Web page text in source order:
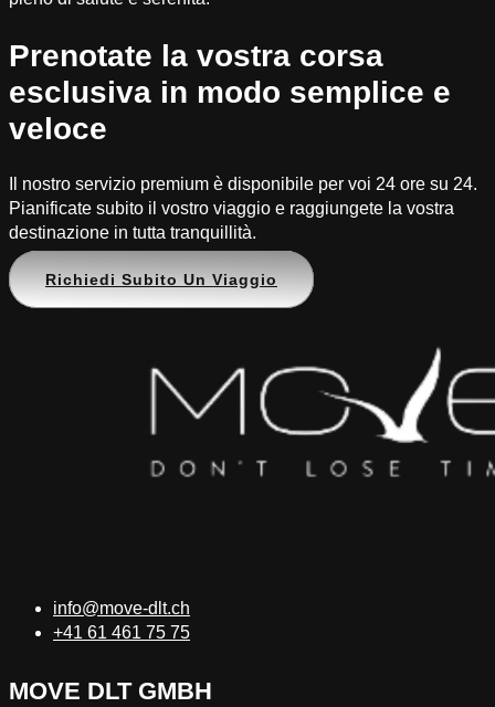
Prenotate la vostra corsa
esclusiva in modo semplice e
veloce
Il nostro servizio premium è disponibile per voi 24 ore su 24.
Pianificate subito il vostro viaggio e raggiungete la vostra
destinazione in tutta tranquillità.
Richiedi Subito Un Viaggio
info@move-dlt.ch
+41 61 461 75 75
MOVE DLT GMBH